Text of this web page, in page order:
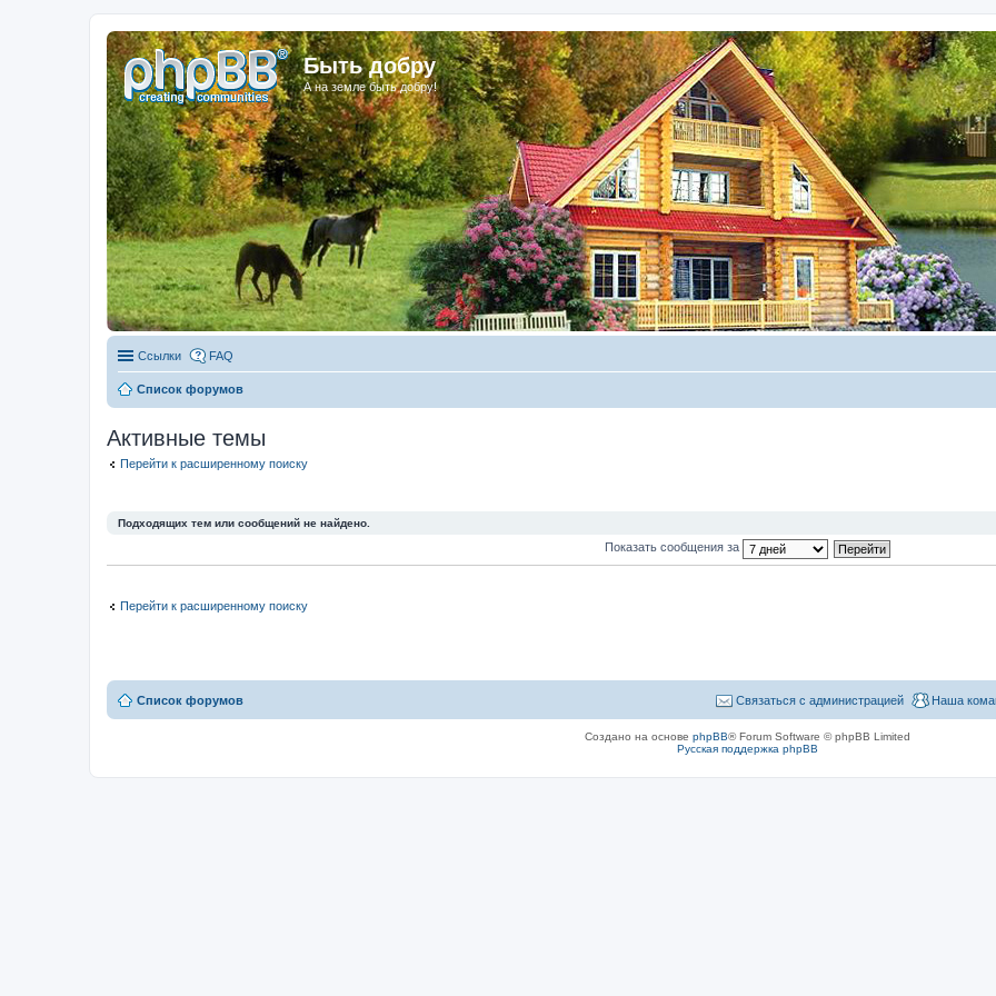
Быть добру
А на земле быть добру!
Ссылки FAQ
Список форумов
Активные темы
Перейти к расширенному поиску
Подходящих тем или сообщений не найдено.
Показать сообщения за
Перейти к расширенному поиску
Список форумов Наша
Связаться с администрацией
Создано на основе phpBB® Forum Software © phpBB Limited
Русская поддержка phpBB